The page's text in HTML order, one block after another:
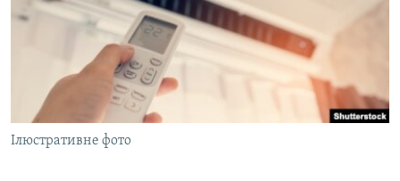
СПЕЦПРОЕКТИ
ВІДЕОУРОКИ «ELIFBE»
СВІДЧЕННЯ ОКУПАЦІЇ
УКРАЇНСЬКА ПРОБЛЕМА КРИМУ
ЯК ОБІЙТИ БЛОКУВАННЯ
Русский
Qırımtatar
Ілюстративне фото